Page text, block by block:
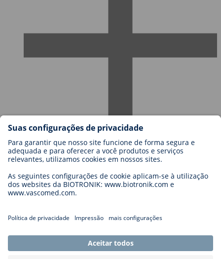
Carreiras na BIOTRONIK
Níveis de carreira
Candidatura
Oportunidades de carreira
Cookie Settings
Legal Disclaimer